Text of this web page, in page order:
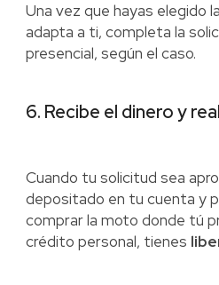
Una vez que hayas elegido
adapta a ti, completa la
presencial, según el caso.
6. Recibe el dinero y
Cuando tu solicitud sea
depositado en tu cuenta y
comprar la moto donde tú
crédito personal, tienes